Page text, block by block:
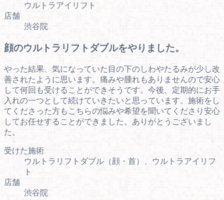
ウルトラアイリフト
店舗
渋谷院
顔のウルトラリフトダブルをやりました。
やった結果、気になっていた目の下のしわやたるみが少し改
善されたように思います。痛みや腫れもありませんので安心
して何回も受けることができそうです。今後、定期的にお手
入れの一つとして続けていきたいと思っています。施術をし
てくださった方もこちらの悩みや希望を聞いてくださり安心
してお任せすることができました。ありがとうございまし
た。
受けた施術
ウルトラリフトダブル（顔・首）、ウルトラアイリフ
ト
店舗
渋谷院